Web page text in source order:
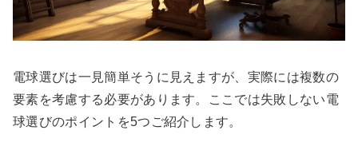
電球選びは一見簡単そうに見えますが、実際には複数の
要素を考慮する必要があります。ここでは失敗しない電
球選びのポイントを5つご紹介します。